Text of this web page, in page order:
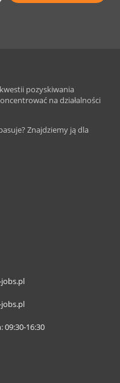
pozyskiwania
na działalności
Znajdziemy ją dla
09:30-16:30